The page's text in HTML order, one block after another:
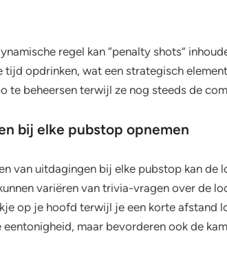
regel kan “penalty shots”
tijd opdrinken, wat een strategisch
te beheersen terwijl ze nog steeds de
bij elke pubstop opnemen
van uitdagingen bij elke pubstop kan de
variëren van trivia-vragen over de
op je hoofd terwijl je een korte afstand
eentonigheid, maar bevorderen ook de